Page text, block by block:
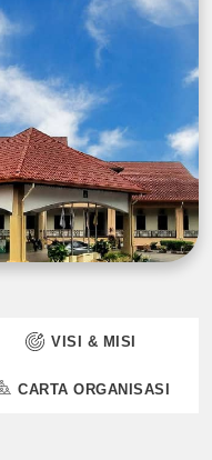
VISI & MISI
CARTA ORGANISASI